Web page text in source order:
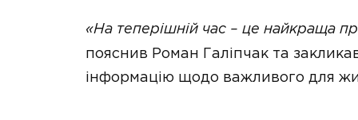
«На теперішній час – це найкраща
пояснив Роман Галіпчак та
інформацію щодо важливого для